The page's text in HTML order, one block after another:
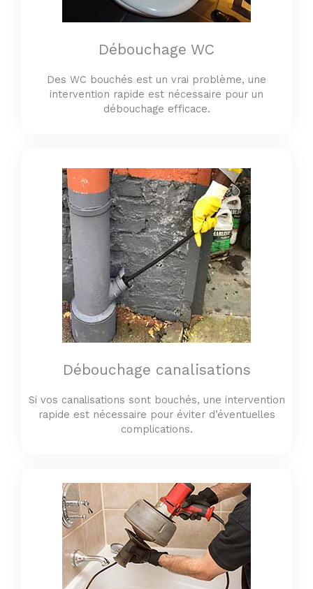
Débouchage WC
Des WC bouchés est un vrai problème, une
intervention rapide est nécessaire pour un
débouchage efficace.
Débouchage canalisations
Si vos canalisations sont bouchés, une intervention
rapide est nécessaire pour éviter d’éventuelles
complications.